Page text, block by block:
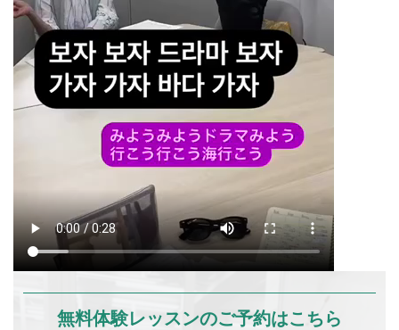
無料体験レッスンのご予約はこちら